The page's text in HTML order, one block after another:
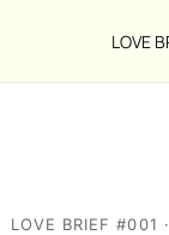
LOVE
LOVE BRIEF #001